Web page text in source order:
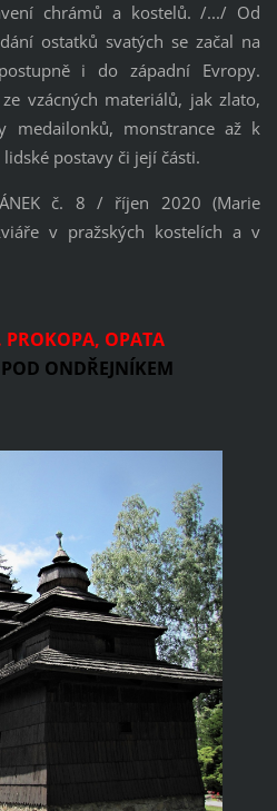
chrámů a kostelů. /.../ Od
ostatků svatých se začal na
i do západní Evropy.
vzácných materiálů, jak zlato,
medailonků, monstrance až k
postavy či její části.
č. 8 / říjen 2020 (Marie
v pražských kostelích a v
PROKOPA, OPATA
ONDŘEJNÍKEM